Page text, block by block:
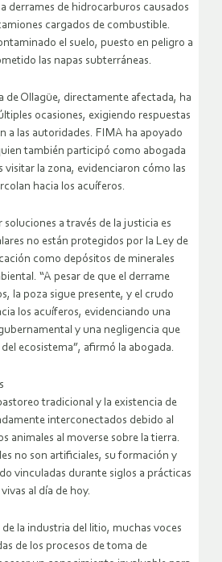
derrames de hidrocarburos causados
cargados de combustible.
el suelo, puesto en peligro a
las napas subterráneas.
de Ollagüe, directamente afectada, ha
ocasiones, exigiendo respuestas
a las autoridades. FIMA ha apoyado
también participó como abogada
visitar la zona, evidenciaron cómo las
hacia los acuíferos.
a través de la justicia es
no están protegidos por la Ley de
como depósitos de minerales
“A pesar de que el derrame
la poza sigue presente, y el crudo
los acuíferos, evidenciando una
y una negligencia que
ecosistema”, afirmó la abogada.
tradicional y la existencia de
interconectados debido al
animales al moverse sobre la tierra.
no son artificiales, su formación y
vinculadas durante siglos a prácticas
al día de hoy.
la industria del litio, muchas voces
de los procesos de toma de